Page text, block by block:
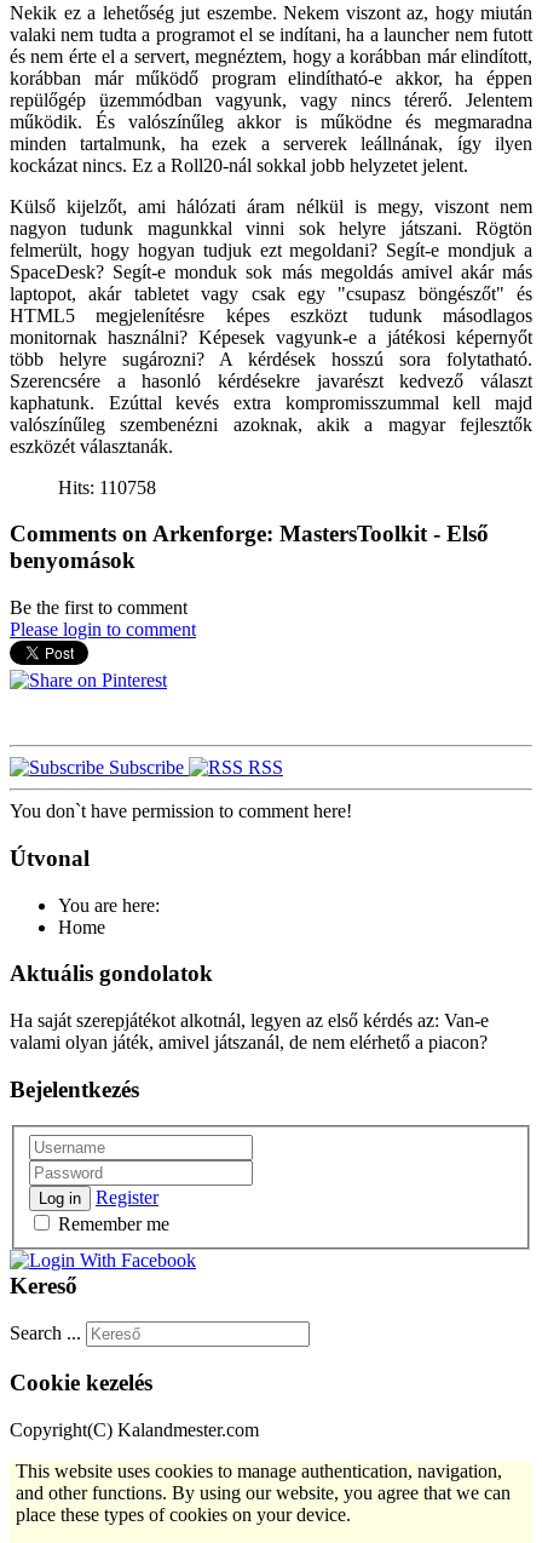
Nekik ez a lehetőség jut eszembe. Nekem viszont az, hogy miután
valaki nem tudta a programot el se indítani, ha a launcher nem futott
és nem érte el a servert, megnéztem, hogy a korábban már elindított,
korábban már működő program elindítható-e akkor, ha éppen
repülőgép üzemmódban vagyunk, vagy nincs térerő. Jelentem
működik. És valószínűleg akkor is működne és megmaradna
minden tartalmunk, ha ezek a serverek leállnának, így ilyen
kockázat nincs. Ez a Roll20-nál sokkal jobb helyzetet jelent.
Külső kijelzőt, ami hálózati áram nélkül is megy, viszont nem
nagyon tudunk magunkkal vinni sok helyre játszani. Rögtön
felmerült, hogy hogyan tudjuk ezt megoldani? Segít-e mondjuk a
SpaceDesk? Segít-e monduk sok más megoldás amivel akár más
laptopot, akár tabletet vagy csak egy "csupasz böngészőt" és
HTML5 megjelenítésre képes eszközt tudunk másodlagos
monitornak használni? Képesek vagyunk-e a játékosi képernyőt
több helyre sugározni? A kérdések hosszú sora folytatható.
Szerencsére a hasonló kérdésekre javarészt kedvező választ
kaphatunk. Ezúttal kevés extra kompromisszummal kell majd
valószínűleg szembenézni azoknak, akik a magyar fejlesztők
eszközét választanák.
Hits: 110758
Comments on Arkenforge: MastersToolkit - Első
benyomások
Be the first to comment
Please login to comment
Subscribe RSS
You don`t have permission to comment here!
Útvonal
You are here:
Home
Aktuális gondolatok
Ha saját szerepjátékot alkotnál, legyen az első kérdés az: Van-e
valami olyan játék, amivel játszanál, de nem elérhető a piacon?
Bejelentkezés
Log in
Register
Remember me
Kereső
Search ...
Cookie kezelés
Copyright(C) Kalandmester.com
This website uses cookies to manage authentication, navigation,
and other functions. By using our website, you agree that we can
place these types of cookies on your device.